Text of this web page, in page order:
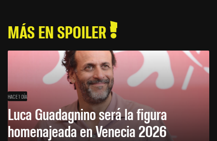
MÁS EN SPOILER
HACE 1 DÍA
Luca Guadagnino será la figura
homenajeada en Venecia 2026